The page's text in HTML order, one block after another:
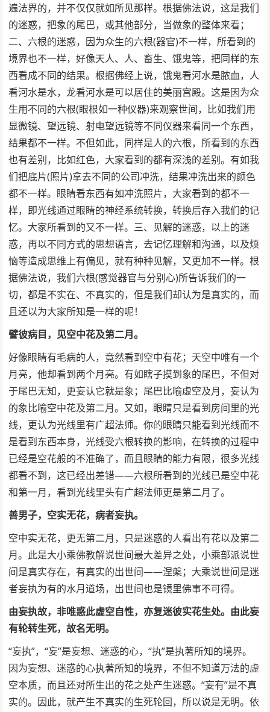
遍法界的，并不仅仅就如所见那样。根据佛法说，这是我们
的迷惑，把象的尾巴，或其他部分，当做象的整体来看；
二、六根的迷惑，因为众生的六根(器官)不一样，所看到的
境界也不一样，好像天人、人、畜生、饿鬼等，把同样的东
西看成不同的结果。根据佛经上说，饿鬼看河水是脓血，人
看河水是水，龙看河水是可以居住的美丽宫殿。这是因为众
生用不同的六根(眼根如一种仪器)来观察世间，比如我们用
显微镜、望远镜、射电望远镜等不同仪器来看同一个东西，
结果都不一样。不但如此，同样是人的六根，所看到的东西
也有差别，比如红色，大家看到的都有深浅的差别。有如我
们把底片(照片)拿去不同的公司冲洗，结果冲洗出来的颜色
都不一样。眼睛看东西有如冲洗照片，大家看到的都不一
样，即光线通过眼睛的神经系统转换，转换后存入我们的记
忆。大家所看到的又不一样。三、见解的迷惑，以上的迷
惑，再以不同方式的思想语言，去记忆理解和沟通，以及烦
恼等造成思维上有偏见，就有种种见解，又更加不一样。根
据佛法说，我们六根(感觉器官与分别心)所告诉我们的一
切，都是不实在、不真实的，但是我们却认为是真实的，而
且还以为大家所知是一样的呢！
譬彼病目，见空中花及第二月。
好像眼睛有毛病的人，竟然看到空中有花；天空中唯有一个
月亮，他却看到两个月亮。有如瞎子摸到象的尾巴，不但对
于尾巴无知，更妄认它就是象；尾巴比喻虚空及月，妄认为
的象比喻空中花及第二月。又如，眼睛只是看到房间里的光
线，更认为光线里有广超法师。你的眼睛只能看到光线而不
是看到东西本身，光线受六根转换的影响，在转换的过程中
已经是空花般的不准确了，而且眼睛的能力有限，很多光线
都看不到，这已经出差错——六根所看到的光线已是空中花
和第一月，看到光线里头有广超法师更是第二月了。
善男子，空实无花，病者妄执。
空中实无花，更无第二月，只是迷惑的人看出有花以及第二
月。此是大小乘佛教解说世间最大差异之处，小乘部派说世
间是真实存在，有真实的出世间——涅槃；大乘说世间是迷
者妄执为有的水月道场，出世间也是镜里佛事不可得。
由妄执故，非唯惑此虚空自性，亦复迷彼实花生处。由此妄
有轮转生死，故名无明。
“妄执”，“妄”是妄想、迷惑的心，“执”是执著所知的境界。
因为妄想、迷惑的心执著所知的境界，不但不知道万法的虚
空本质，而且还对所生出的花之处产生迷惑。“妄有”是不真
实的。因此，就产生不真实的生死轮回，所以说是无明。依